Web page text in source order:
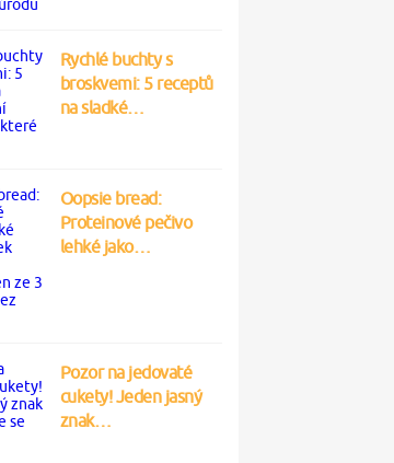
Rychlé buchty s
broskvemi: 5 receptů
na sladké…
Oopsie bread:
Proteinové pečivo
lehké jako…
Pozor na jedovaté
cukety! Jeden jasný
znak…